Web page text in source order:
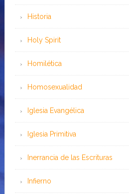
Historia
Holy Spirit
Homilética
Homosexualidad
Iglesia Evangélica
Iglesia Primitiva
Inerrancia de las Escrituras
Infierno